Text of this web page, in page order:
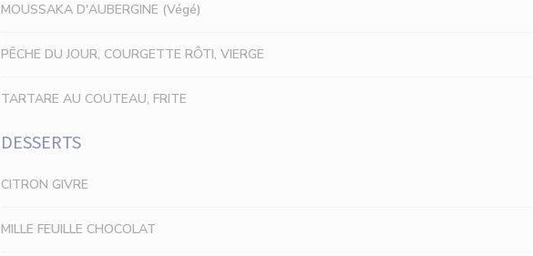
MOUSSAKA D'AUBERGINE (Végé)
PÊCHE DU JOUR, COURGETTE RÔTI, VIERGE
TARTARE AU COUTEAU, FRITE
DESSERTS
CITRON GIVRE
MILLE FEUILLE CHOCOLAT